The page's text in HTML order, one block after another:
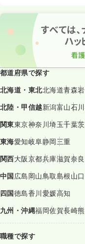
都道府県で探す
北海道・東北北海道青森
北陸・甲信越新潟富山石川
関東東京神奈川埼玉千葉
東海愛知岐阜静岡三重
関西大阪京都兵庫滋賀奈良
中国広島岡山鳥取島根山口
四国徳島香川愛媛高知
九州・沖縄福岡佐賀長崎
職種で探す